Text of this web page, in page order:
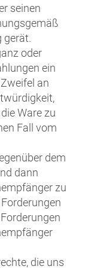
seinen
gerät.
oder
ein
an
Ware zu
Fall vom
dem
dann
zu
die uns